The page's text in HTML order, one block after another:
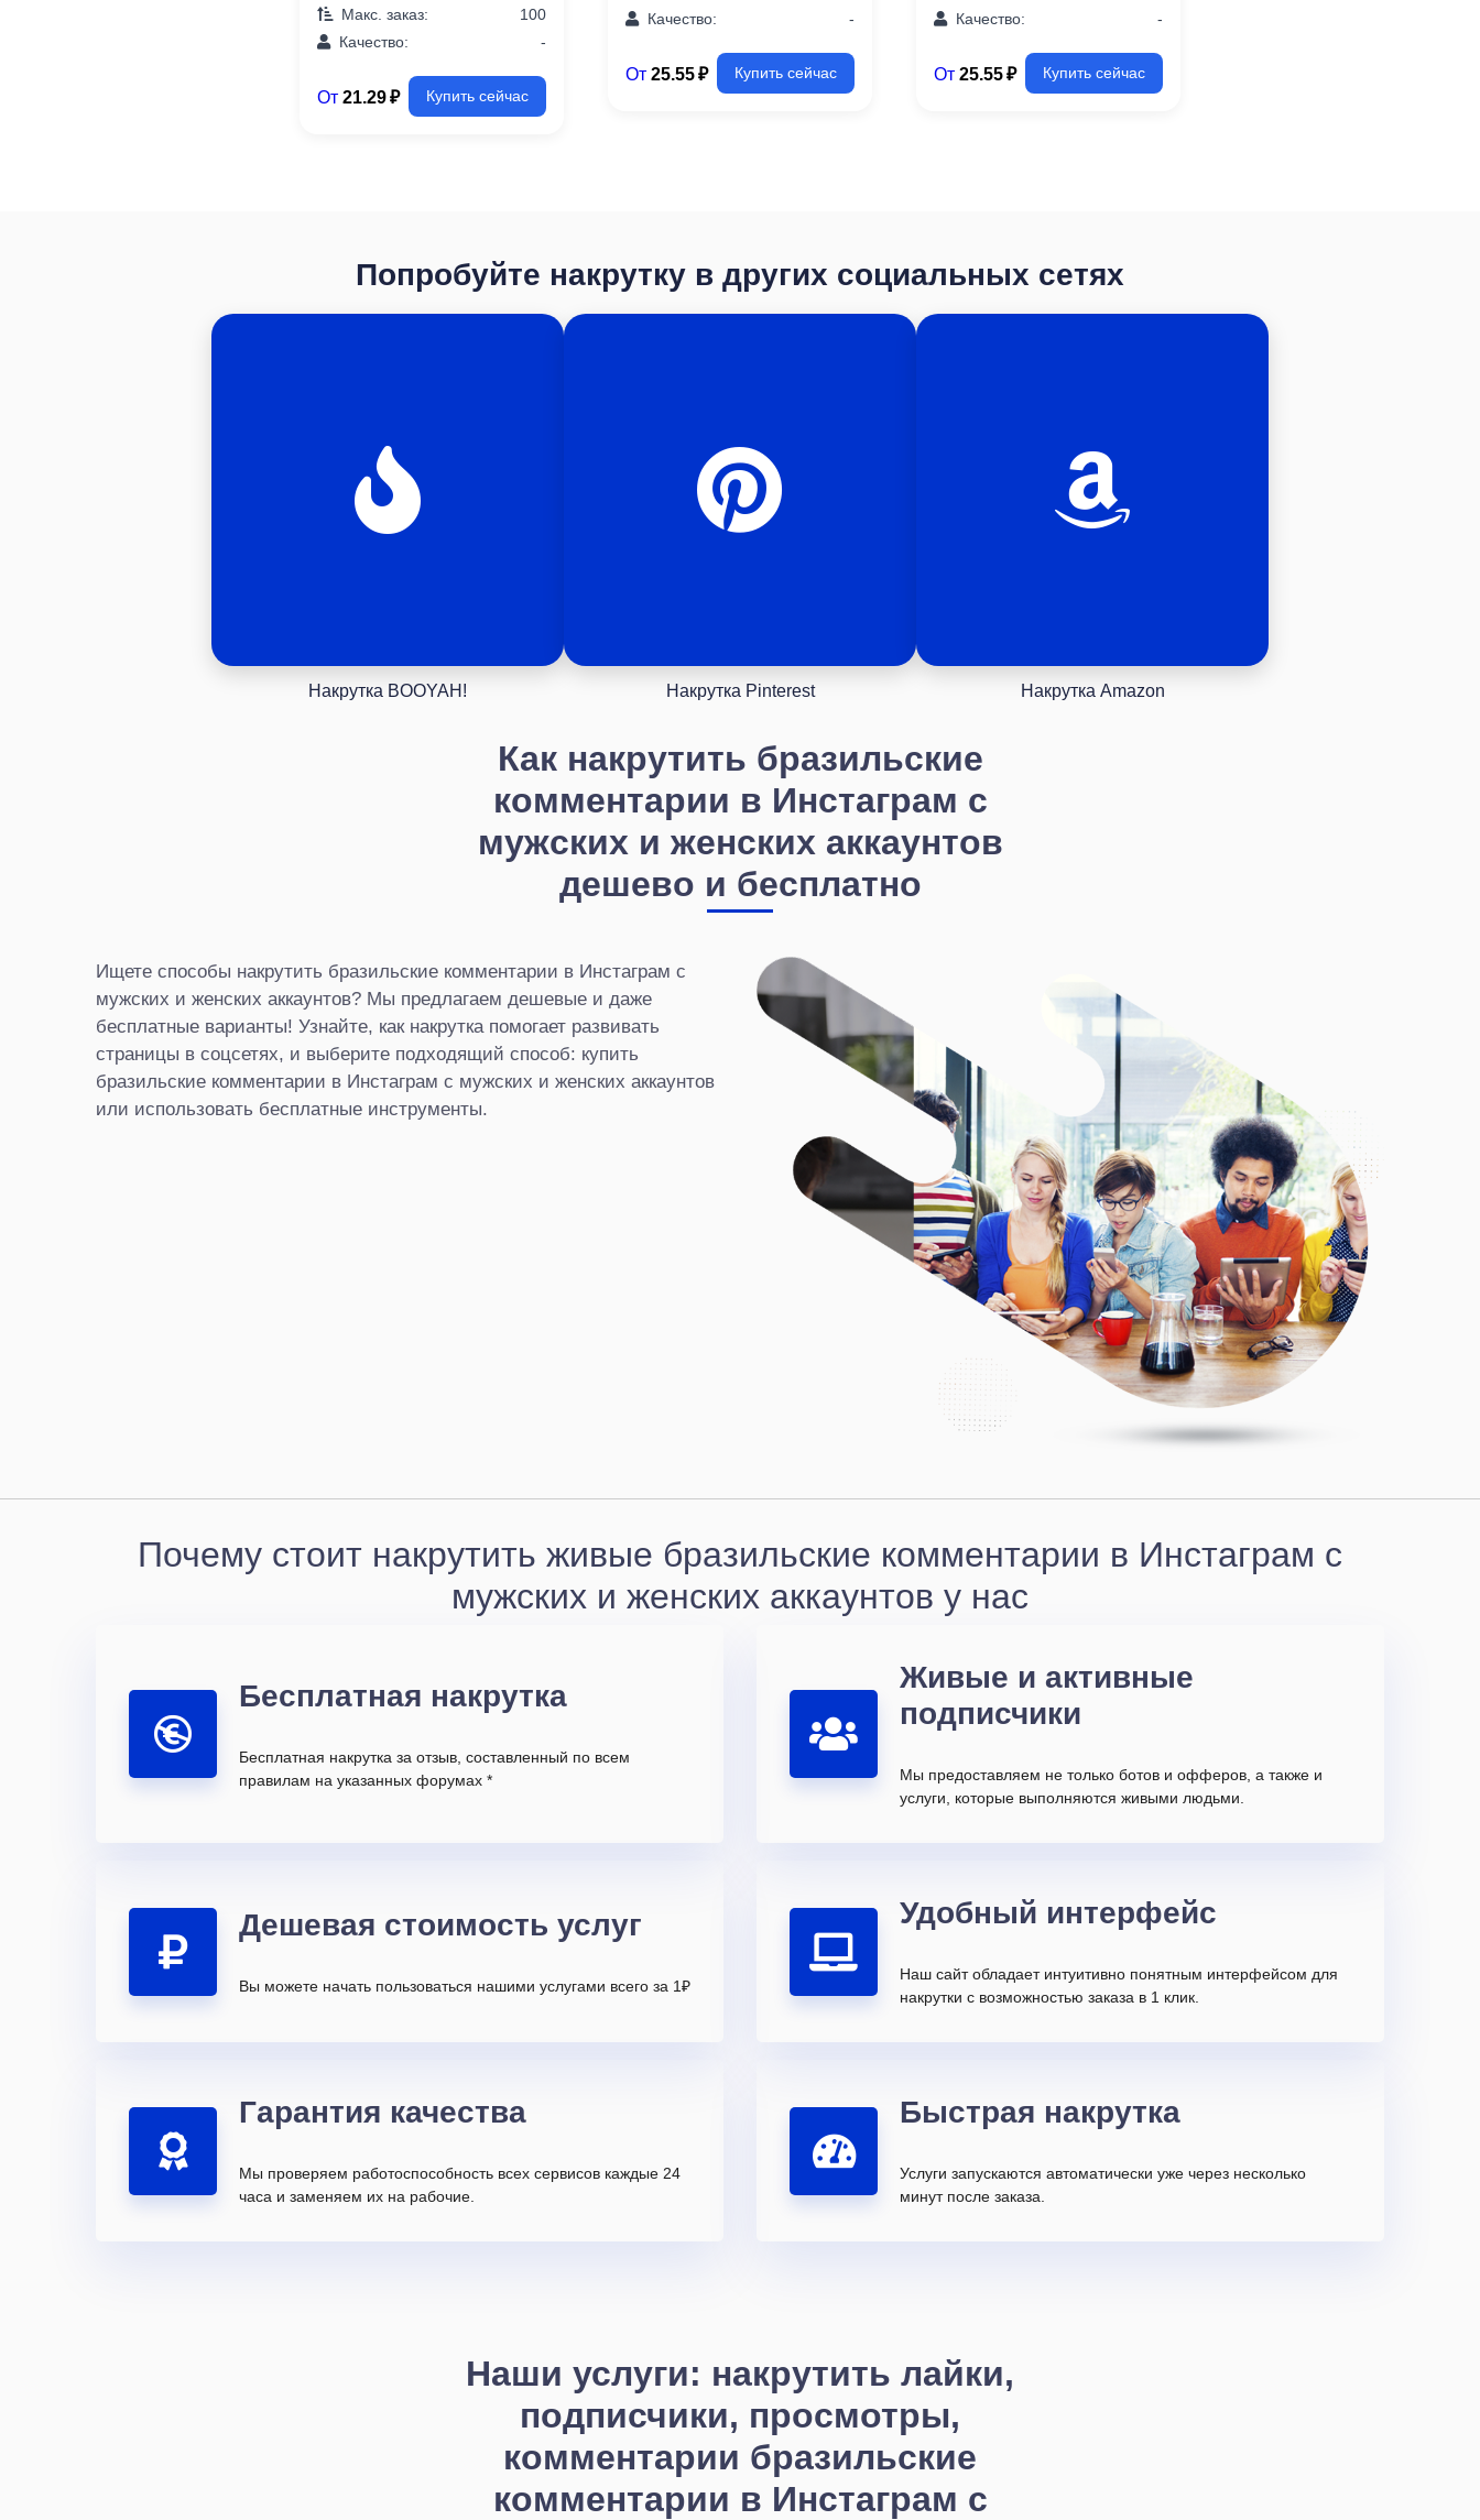
Макс. заказ:
100
Качество:
-
От 21.29 ₽ Купить сейчас
Качество:
-
От 25.55 ₽ Купить сейчас
Качество:
-
От 25.55 ₽ Купить сейчас
Попробуйте накрутку в других социальных сетях
Накрутка BOOYAH! Накрутка Pinterest Накрутка Amazon
Как накрутить бразильские
комментарии в Инстаграм с
мужских и женских аккаунтов
дешево и бесплатно
Ищете способы накрутить бразильские комментарии в Инстаграм с
мужских и женских аккаунтов? Мы предлагаем дешевые и даже
бесплатные варианты! Узнайте, как накрутка помогает развивать
страницы в соцсетях, и выберите подходящий способ: купить
бразильские комментарии в Инстаграм с мужских и женских аккаунтов
или использовать бесплатные инструменты.
Почему стоит накрутить живые бразильские комментарии в Инстаграм с
мужских и женских аккаунтов у нас
Бесплатная накрутка
Бесплатная накрутка за отзыв, составленный по всем
правилам на указанных форумах *
Живые и активные
подписчики
Мы предоставляем не только ботов и офферов, а также и
услуги, которые выполняются живыми людьми.
Дешевая стоимость услуг
Вы можете начать пользоваться нашими услугами всего за 1₽
Удобный интерфейс
Наш сайт обладает интуитивно понятным интерфейсом для
накрутки с возможностью заказа в 1 клик.
Гарантия качества
Мы проверяем работоспособность всех сервисов каждые 24
часа и заменяем их на рабочие.
Быстрая накрутка
Услуги запускаются автоматически уже через несколько
минут после заказа.
Наши услуги: накрутить лайки,
подписчики, просмотры,
комментарии бразильские
комментарии в Инстаграм с